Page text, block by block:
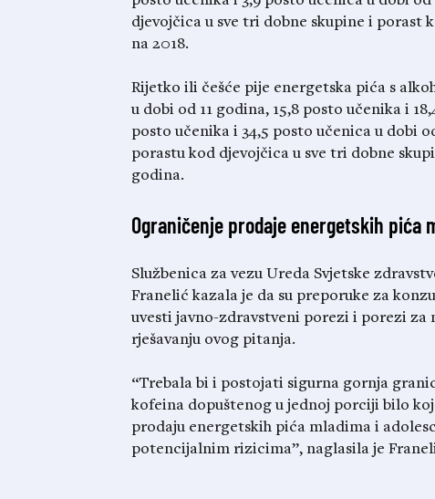
djevojčica u sve tri dobne skupine i porast
na 2018.
Rijetko ili češće pije energetska pića s
u dobi od 11 godina, 15,8 posto učenika i
posto učenika i 34,5 posto učenica u dobi
porastu kod djevojčica u sve tri dobne
godina.
Ograničenje prodaje energetskih pića
Službenica za vezu Ureda Svjetske
Franelić kazala je da su preporuke za
uvesti javno-zdravstveni porezi i porezi za
rješavanju ovog pitanja.
“Trebala bi i postojati sigurna gornja
kofeina dopuštenog u jednoj porciji bilo
prodaju energetskih pića mladima i
potencijalnim rizicima”, naglasila je